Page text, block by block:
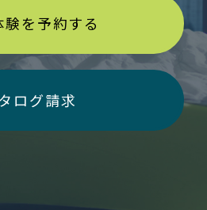
験を予約する
ログ請求